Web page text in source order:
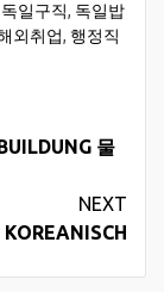
독일구직, 독일밥
외취업, 행정직
물
NEXT